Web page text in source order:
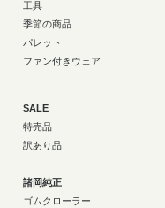
工具
季節の商品
パレット
ファン付きウェア
SALE
特売品
訳あり品
諸岡純正
ゴムクローラー